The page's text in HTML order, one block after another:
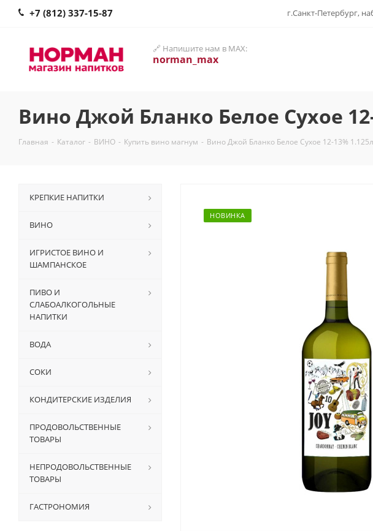
+7 (812) 337-15-87 г.Санкт-Петербург,
🔗 Напишите нам в MAX:
norman_max
Вино Джой Бланко Белое Сухое
Главная - Каталог - ВИНО - Купить вино магнум - Вино Джой Бланко Белое Сухое 12-13%
НОВИНКА
КРЕПКИЕ НАПИТКИ
ВИНО
ИГРИСТОЕ ВИНО И
ШАМПАНСКОЕ
ПИВО И
СЛАБОАЛКОГОЛЬНЫЕ
НАПИТКИ
ВОДА
СОКИ
КОНДИТЕРСКИЕ ИЗДЕЛИЯ
ПРОДОВОЛЬСТВЕННЫЕ
ТОВАРЫ
НЕПРОДОВОЛЬСТВЕННЫЕ
ТОВАРЫ
ГАСТРОНОМИЯ